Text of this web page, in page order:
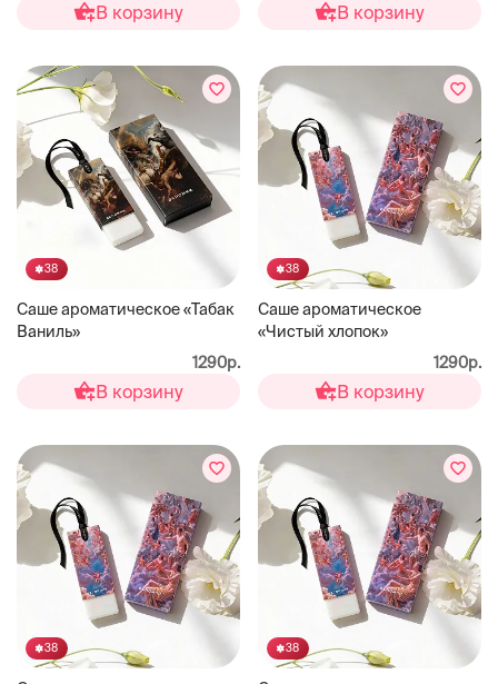
В корзину В корзину
38
Саше ароматическое «Табак
Ваниль»
1290р.
В корзину
38
Саше ароматическое
«Чистый хлопок»
1290р.
В корзину
38 38